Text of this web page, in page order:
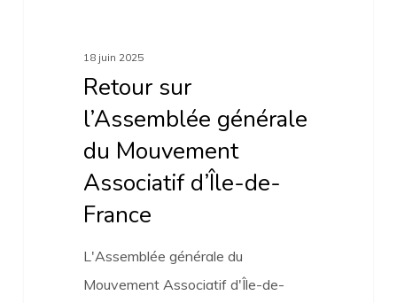
18 juin 2025
Retour sur
l’Assemblée générale
du Mouvement
Associatif d’Île-de-
France
L'Assemblée générale du
Mouvement Associatif d'Île-de-